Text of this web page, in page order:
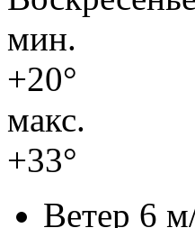
мин.
+20°
макс.
+33°
Ветер 6